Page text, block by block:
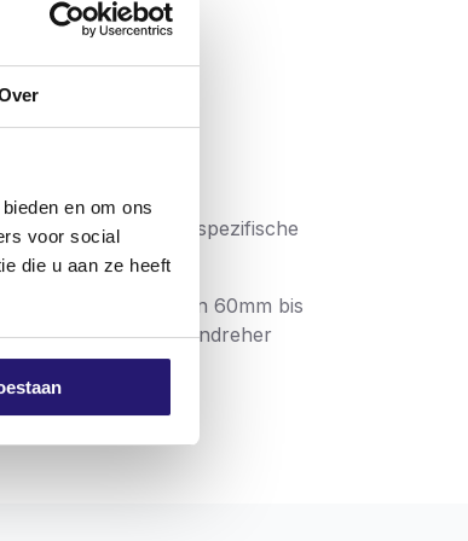
en om ons
voor social
die u aan ze heeft
Steigung und spezifische
Schrauben, von 60mm bis
heutigen Schraubendreher
ebenbürtig sind: